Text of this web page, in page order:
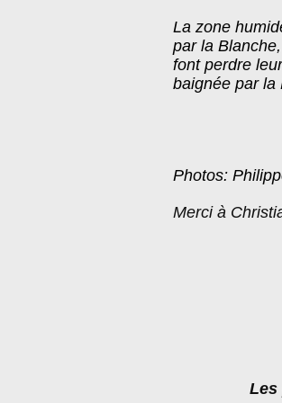
La zone
par la
font perdre
baignée par la
Photos:
Merci à
Les